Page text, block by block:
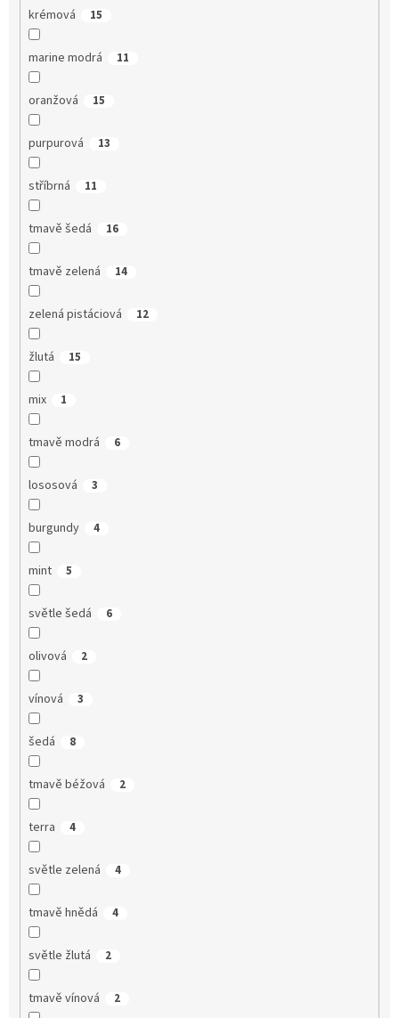
krémová 15
marine modrá 11
oranžová 15
purpurová 13
stříbrná 11
tmavě šedá 16
tmavě zelená 14
zelená pistáciová 12
žlutá 15
mix 1
tmavě modrá 6
lososová 3
burgundy 4
mint 5
světle šedá 6
olivová 2
vínová 3
šedá 8
tmavě béžová 2
terra 4
světle zelená 4
tmavě hnědá 4
světle žlutá 2
tmavě vínová 2